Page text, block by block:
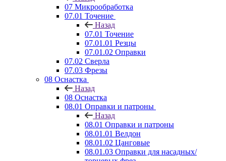
07 Микрообработка
07.01 Точение
Назад
07.01 Точение
07.01.01 Резцы
07.01.02 Оправки
07.02 Сверла
07.03 Фрезы
08 Оснастка
Назад
08 Оснастка
08.01 Оправки и патроны
Назад
08.01 Оправки и патроны
08.01.01 Велдон
08.01.02 Цанговые
08.01.03 Оправки для насадных/